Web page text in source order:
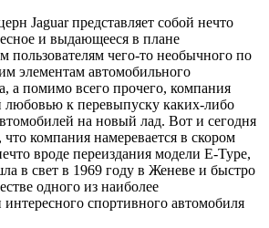
Jaguar представляет собой нечто
и выдающееся в плане
пользователям чего-то необычного по
элементам автомобильного
а помимо всего прочего, компания
любовью к перевыпуску каких-либо
на новый лад. Вот и сегодня
что компания намеревается в скором
вроде переиздания модели E-Type,
в свет в 1969 году в Женеве и быстро
одного из наиболее
спортивного автомобиля